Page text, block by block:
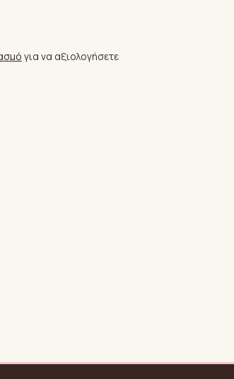
για να αξιολογήσετε